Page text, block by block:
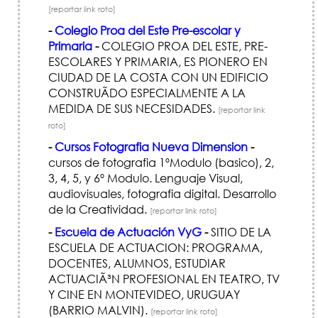
[reportar link roto]
-Colegio Proa del Este Pre-escolar y
Primaria-COLEGIO PROA DEL ESTE, PRE-
ESCOLARES Y PRIMARIA, ES PIONERO EN
CIUDAD DE LA COSTA CON UN EDIFICIO
CONSTRUÃ­DO ESPECIALMENTE A LA
MEDIDA DE SUS NECESIDADES. [reportar link
roto]
-Cursos Fotografia Nueva Dimension-
cursos de fotografia 1ºModulo (basico), 2,
3, 4, 5, y 6º Modulo. Lenguaje Visual,
audiovisuales, fotografia digital. Desarrollo
de la Creatividad. [reportar link roto]
- Escuela de Actuación VyG-SITIO DE LA
ESCUELA DE ACTUACION: PROGRAMA,
DOCENTES, ALUMNOS, ESTUDIAR
ACTUACIÃ³N PROFESIONAL EN TEATRO, TV
Y CINE EN MONTEVIDEO, URUGUAY
(BARRIO MALVIN). [reportar link roto]